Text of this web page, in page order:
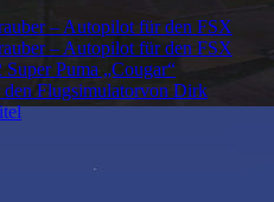
– Autopilot für den FSX
– Autopilot für den FSX
Puma „Cougar“
Flugsimulatorvon Dirk